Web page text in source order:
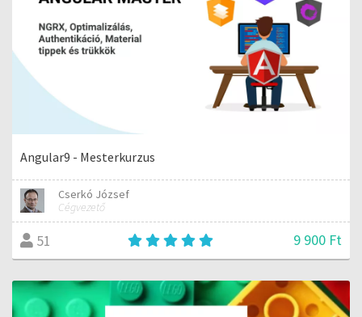
Angular9 - Mesterkurzus
Cserkó József
Cégvezető
51 9 900 Ft